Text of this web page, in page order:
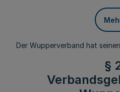
Der Wupperverband hat
§